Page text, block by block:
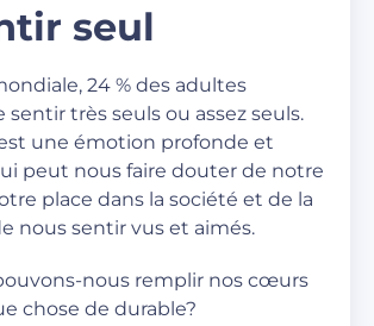
seul
24 % des adultes
sentir très seuls ou assez seuls.
une émotion profonde et
peut nous faire douter de notre
place dans la société et de la
nous sentir vus et aimés.
nous remplir nos cœurs
chose de durable?